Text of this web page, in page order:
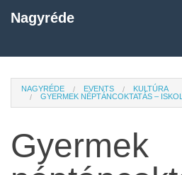
Nagyréde
NAGYRÉDE EVENTS
KULTÚRA
GYERMEK NÉPTÁNCOKTATÁS –
Gyermek